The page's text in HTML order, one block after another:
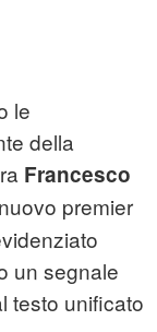
le
della
Francesco
premier
un segnale
testo unificato